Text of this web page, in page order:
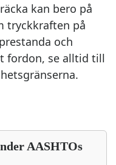
kan bero på
tryckkraften på
och
fordon, se alltid till
AASHTOs